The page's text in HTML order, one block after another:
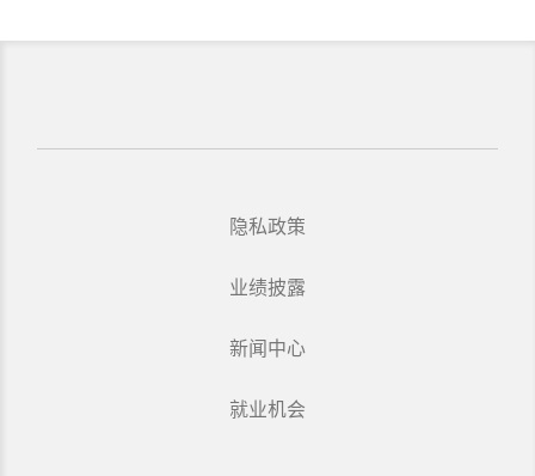
隐私政策
业绩披露
新闻中心
就业机会